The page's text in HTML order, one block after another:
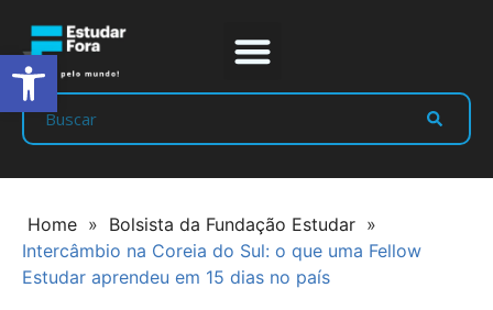
Home » Bolsista da Fundação Estudar »
Intercâmbio na Coreia do Sul: o que uma Fellow
Estudar aprendeu em 15 dias no país
Abrir a barra de ferramentas